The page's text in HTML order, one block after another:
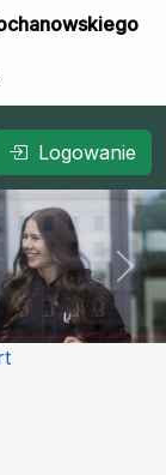
Logowanie
Next